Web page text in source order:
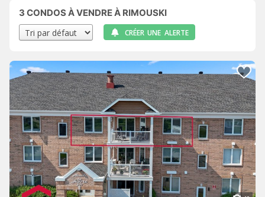
3 CONDOS À VENDRE À RIMOUSKI
CRÉER UNE ALERTE